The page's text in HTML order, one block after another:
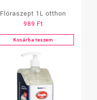
Flóraszept 1L otthon
989 Ft
Kosárba teszem